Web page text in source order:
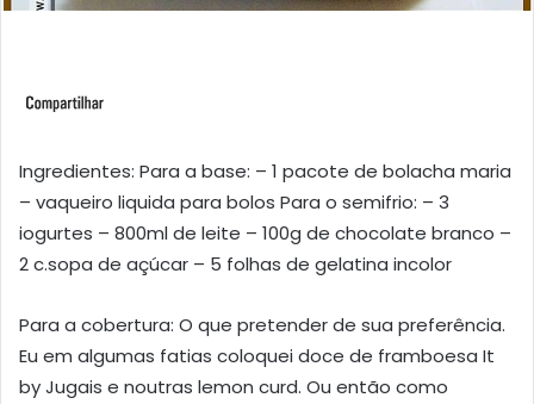
Ingredientes: Para a base: – 1 pacote de bolacha maria
– vaqueiro liquida para bolos Para o semifrio: – 3
iogurtes – 800ml de leite – 100g de chocolate branco –
2 c.sopa de açúcar – 5 folhas de gelatina incolor
Para a cobertura: O que pretender de sua preferência.
Eu em algumas fatias coloquei doce de framboesa It
by Jugais e noutras lemon curd. Ou então como